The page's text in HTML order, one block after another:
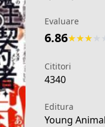
Evaluare
6.86★★★
Cititori
4340
Editura
Young